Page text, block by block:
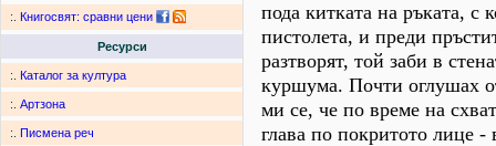
:. Книгосвят: сравни цени
Ресурси
:. Каталог за култура
:. Артзона
:. Писмена реч
пода китката на ръката, с
пистолета, и преди
разтворят, той заби в
куршума. Почти оглушах
ми се, че по време на
глава по покритото лице -